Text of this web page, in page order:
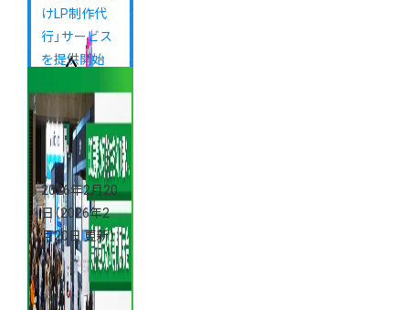
けLP制作代
行」サービス
を提供開始
2026年2月20
日 （2026年2
月20日 更新）